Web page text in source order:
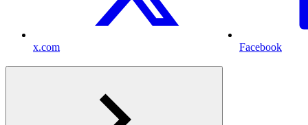
x.com Facebook